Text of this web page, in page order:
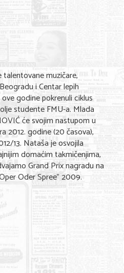
muzičare,
i Centar lepih
godine pokrenuli ciklus
studente FMU-a. Mlada
će svojim nastupom u
2012. godine (20 časova),
13. Nataša je osvojila
domaćim takmičenjima,
Grand Prix nagradu na
Oder Spree” 2009.